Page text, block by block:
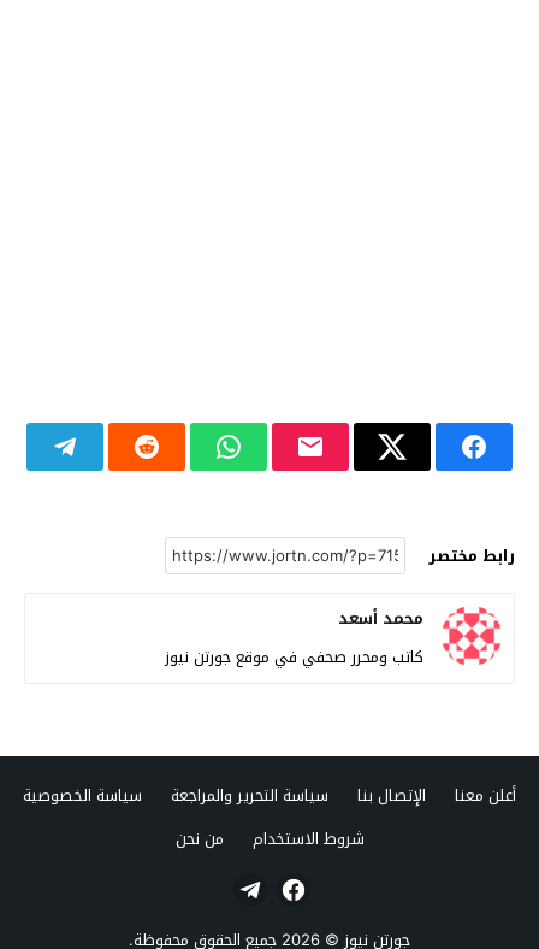
رابط مختصر
محمد أسعد
كاتب ومحرر صحفي في موقع جورتن نيوز
أعلن معنا الإتصال بنا سياسة التحرير والمراجعة
سياسة الخصوصية
شروط الاستخدام
من نحن
جورتن نيوز© 2026 جميع الحقوق محفوظة.